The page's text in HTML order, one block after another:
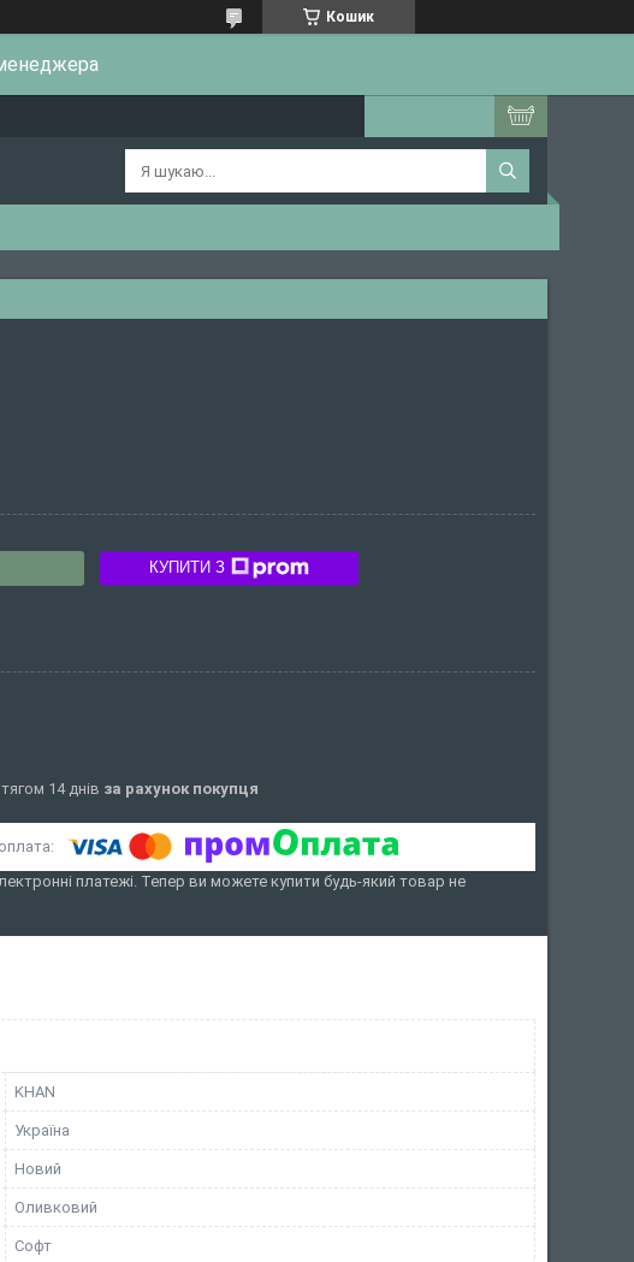
Кошик
КУПИТИ З
14 днів за рахунок покупця
платежі. Тепер ви можете купити будь-який товар не
KHAN
Україна
Новий
Оливковий
Софт